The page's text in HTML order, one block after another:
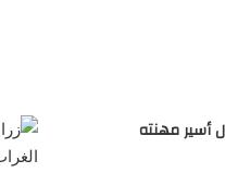
أسير مهنته